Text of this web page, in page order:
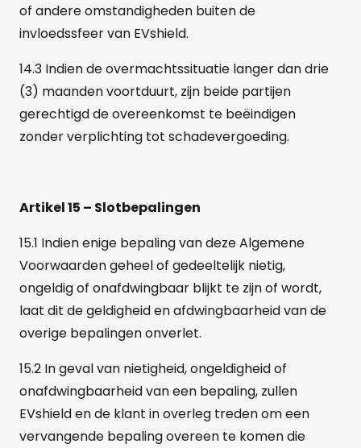
of andere omstandigheden buiten de
invloedssfeer van EVshield.
14.3 Indien de overmachtssituatie langer dan drie
(3) maanden voortduurt, zijn beide partijen
gerechtigd de overeenkomst te beëindigen
zonder verplichting tot schadevergoeding.
Artikel 15 – Slotbepalingen
15.1 Indien enige bepaling van deze Algemene
Voorwaarden geheel of gedeeltelijk nietig,
ongeldig of onafdwingbaar blijkt te zijn of wordt,
laat dit de geldigheid en afdwingbaarheid van de
overige bepalingen onverlet.
15.2 In geval van nietigheid, ongeldigheid of
onafdwingbaarheid van een bepaling, zullen
EVshield en de klant in overleg treden om een
vervangende bepaling overeen te komen die